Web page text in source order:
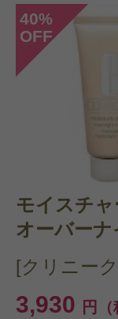
こ
CT
らク
40%
OFF
モイスチ
オーバーナ
[クリニー
3,930 円（